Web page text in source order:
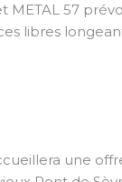
METAL 57
libres
une